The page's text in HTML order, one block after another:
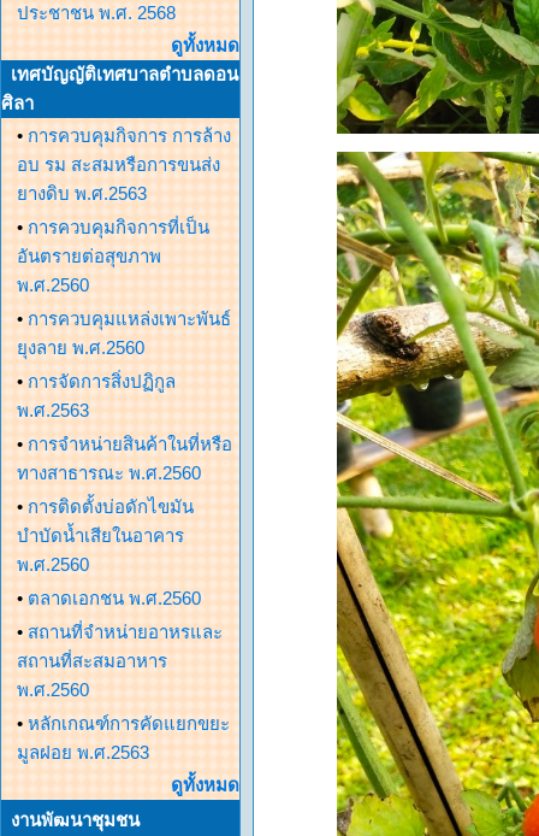
ประชาชน พ.ศ. 2568
ดูทั้งหมด
เทศบัญญัติเทศบาลตำบลดอน
ศิลา
• การควบคุมกิจการ การล้าง
อบ รม สะสมหรือการขนส่ง
ยางดิบ พ.ศ.2563
• การควบคุมกิจการที่เป็น
อันตรายต่อสุขภาพ
พ.ศ.2560
• การควบคุมแหล่งเพาะพันธ์
ยุงลาย พ.ศ.2560
• การจัดการสิ่งปฏิกูล
พ.ศ.2563
• การจำหน่ายสินค้าในที่หรือ
ทางสาธารณะ พ.ศ.2560
• การติดตั้งบ่อดักไขมัน
บำบัดน้ำเสียในอาคาร
พ.ศ.2560
• ตลาดเอกชน พ.ศ.2560
• สถานที่จำหน่ายอาหรและ
สถานที่สะสมอาหาร
พ.ศ.2560
• หลักเกณฑ์การคัดแยกขยะ
มูลฝอย พ.ศ.2563
ดูทั้งหมด
งานพัฒนาชุมชน